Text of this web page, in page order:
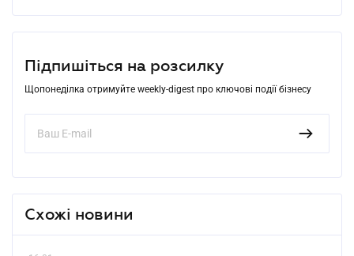
Підпишіться на розсилку
Щопонеділка отримуйте weekly-digest про ключові події бізнесу
Схожі новини